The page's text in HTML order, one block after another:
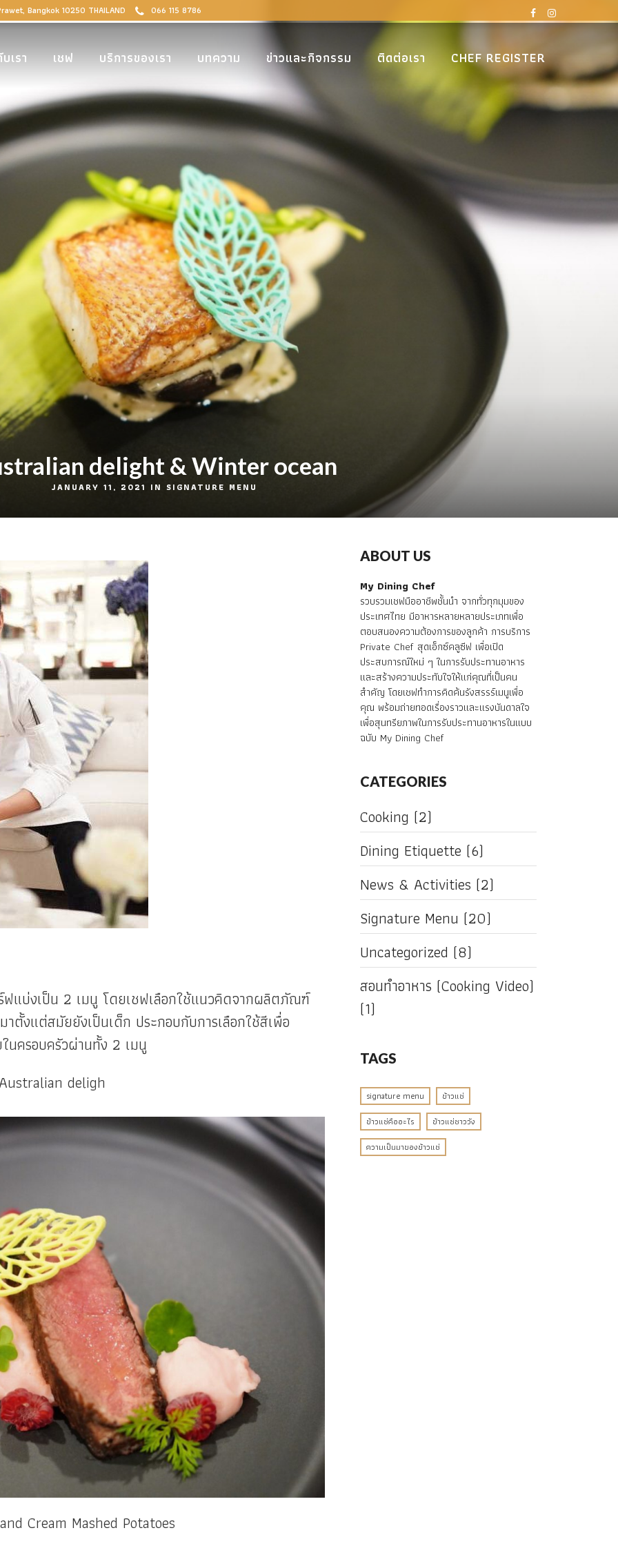
Bangkok 10250 THAILAND 066 115 8786
เรา เชฟ บริการของเรา บทความ ข่าวและกิจกรรม ติดต่อเรา CHEF REGISTER
delight & Winter ocean
JANUARY 11, 2021 IN SIGNATURE MENU
แบ่งเป็น 2 เมนู โดยเชฟเลือกใช้แนวคิดจากผลิตภัณฑ์
ตั้งแต่สมัยยังเป็นเด็ก ประกอบกับการเลือกใช้สีเพื่อ
นครอบครัวผ่านทั้ง 2 เมนู
deligh
Cream Mashed Potatoes
ABOUT US
My Dining Chef
รวบรวมเชฟมืออาชีพชั้นนำ จากทั่วทุกมุมของ
ประเทศไทย มีอาหารหลายหลายประเภทเพื่อ
ตอบสนองความต้องการของลูกค้า การบริการ
Private Chef สุดเอ็กซ์คลูซีฟ เพื่อเปิด
ประสบการณ์ใหม่ ๆ ในการรับประทานอาหาร
และสร้างความประทับใจให้แก่คุณที่เป็นคน
สำคัญ โดยเชฟทำการคิดค้นรังสรรร์เมนูเพื่อ
คุณ พร้อมถ่ายทอดเรื่องราวและแรงบันดาลใจ
เพื่อสุนทรียภาพในการรับประทานอาหารในแบบ
ฉบับ My Dining Chef
CATEGORIES
Cooking (2)
Dining Etiquette (6)
News & Activities (2)
Signature Menu (20)
Uncategorized (8)
สอนทำอาหาร (Cooking Video)
(1)
TAGS
signature menu
ข้าวแช่
ข้าวแช่คืออะไร
ข้าวแช่ชาววัง
ความเป็นมาของข้าวแช่